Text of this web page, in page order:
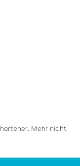
Mehr nicht.